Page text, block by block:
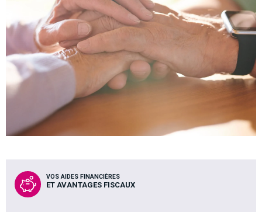
VOS AIDES FINANCIÈRES
ET AVANTAGES FISCAUX